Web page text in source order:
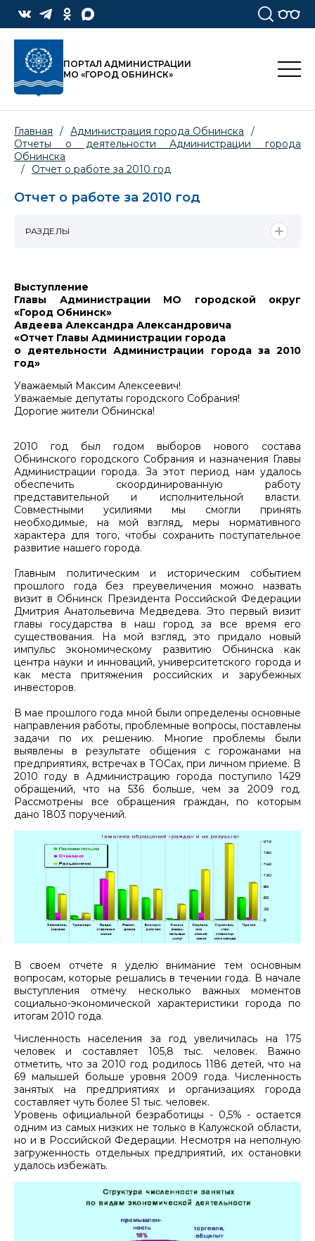
ПОРТАЛ АДМИНИСТРАЦИИ
МО «ГОРОД ОБНИНСК»
Главная / Администрация города Обнинска
/
Отчеты о деятельности Администрации города
Обнинска
/
Отчет о работе за 2010 год
Отчет о работе за 2010 год
Выступление
Главы Администрации МО городской округ
«Город Обнинск»
Авдеева Александра Александровича
«Отчет Главы Администрации города
о деятельности Администрации города за 2010
год»
Уважаемый Максим Алексеевич!
Уважаемые депутаты городского Собрания!
Дорогие жители Обнинска!
2010 год был годом выборов нового состава
Обнинского городского Собрания и назначения Главы
Администрации города. За этот период нам удалось
обеспечить скоординированную работу
представительной и исполнительной власти.
Совместными усилиями мы смогли принять
необходимые, на мой взгляд, меры нормативного
характера для того, чтобы сохранить поступательное
развитие нашего города.
Главным политическим и историческим событием
прошлого года без преувеличения можно назвать
визит в Обнинск Президента Российской Федерации
Дмитрия Анатольевича Медведева. Это первый визит
главы государства в наш город за все время его
существования. На мой взгляд, это придало новый
импульс экономическому развитию Обнинска как
центра науки и инноваций, университетского города и
как места притяжения российских и зарубежных
инвесторов.
В мае прошлого года мной были определены основные
направления работы, проблемные вопросы, поставлены
задачи по их решению. Многие проблемы были
выявлены в результате общения с горожанами на
предприятиях, встречах в ТОСах, при личном приеме. В
2010 году в Администрацию города поступило 1429
обращений, что на 536 больше, чем за 2009 год.
Рассмотрены все обращения граждан, по которым
дано 1803 поручений.
В своем отчете я уделю внимание тем основным
вопросам, которые решались в течении года. В начале
выступления отмечу несколько важных моментов
социально-экономической характеристики города по
итогам 2010 года.
Численность населения за год увеличилась на 175
человек и составляет 105,8 тыс. человек. Важно
отметить, что за 2010 год родилось 1186 детей, что на
69 малышей больше уровня 2009 года. Численность
занятых на предприятиях и организациях города
составляет чуть более 51 тыс. человек.
Уровень официальной безработицы - 0,5% - остается
одним из самых низких не только в Калужской области,
но и в Российской Федерации. Несмотря на неполную
загруженность отдельных предприятий, их остановки
удалось избежать.
РАЗДЕЛЫ